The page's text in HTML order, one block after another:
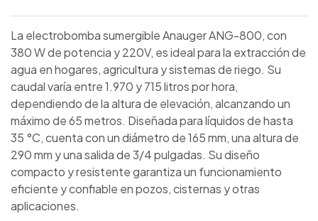
La electrobomba sumergible Anauger ANG-800, con
380 W de potencia y 220V, es ideal para la extracción de
agua en hogares, agricultura y sistemas de riego. Su
caudal varía entre 1.970 y 715 litros por hora,
dependiendo de la altura de elevación, alcanzando un
máximo de 65 metros. Diseñada para líquidos de hasta
35 °C, cuenta con un diámetro de 165 mm, una altura de
290 mm y una salida de 3/4 pulgadas. Su diseño
compacto y resistente garantiza un funcionamiento
eficiente y confiable en pozos, cisternas y otras
aplicaciones.